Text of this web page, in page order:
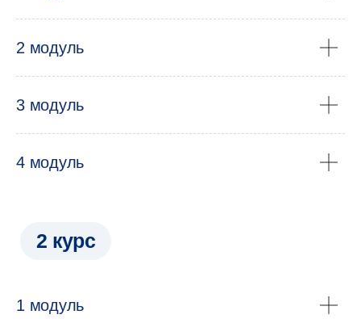
2 модуль
3 модуль
4 модуль
1 модуль
Преподаватели —
и практикующие